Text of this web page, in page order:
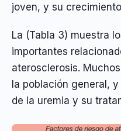
joven, y su
La (Tabla 3) muestra
importantes
aterosclerosis.
la población general,
de la uremia y su